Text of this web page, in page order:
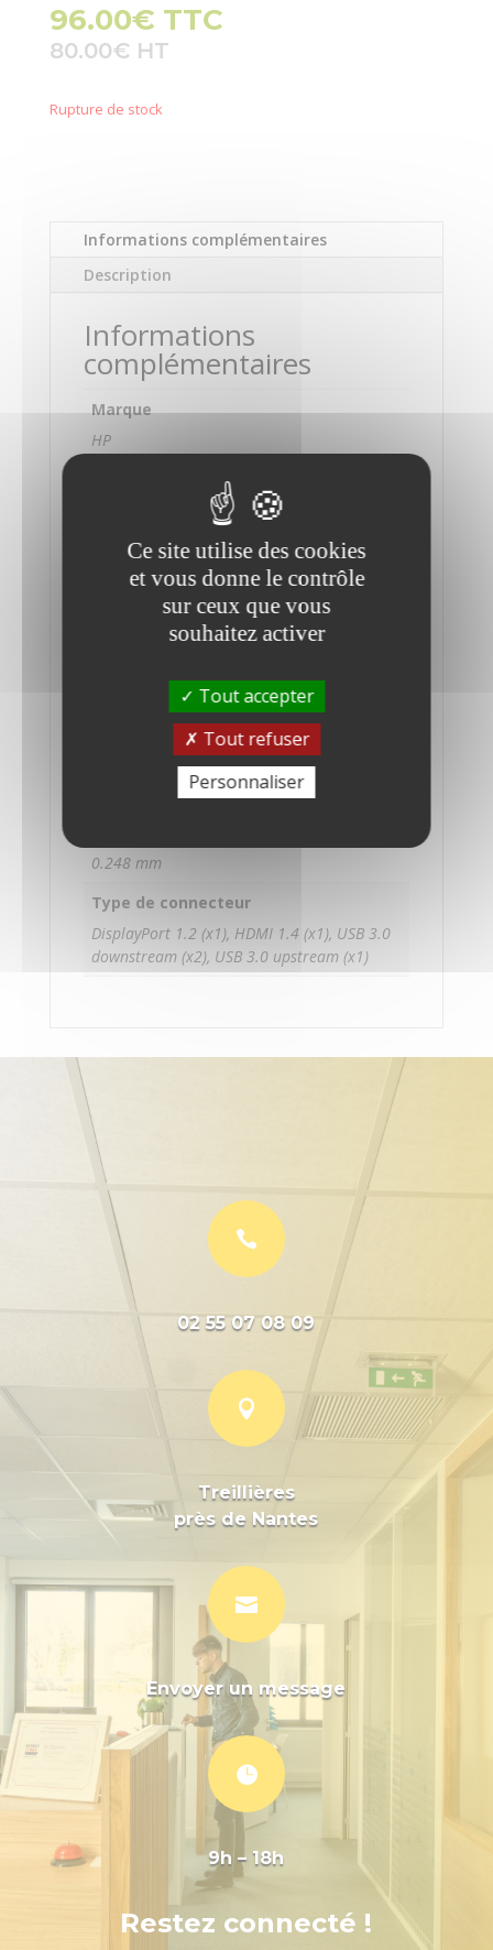
96.00€ TTC
80.00€
Rupture de stock
Informations complémentaires
Description
Informations
complémentaires
Marque
HP
Nom du modèle
1FH45A8
Type d'écran
Taille de l'écran
21.5 pouces
Résolution de l'écran
1920 x 1080 (Full HD)
0.248 mm
Type de connecteur
DisplayPort 1.2 (x1), HDMI 1.4 (x1), USB 3.0
downstream (x2), USB 3.0 upstream (x1)

02 55 07 08 09

Treillières
près de Nantes

Envoyer un message

9h – 18h
Restez connecté !
Ce site utilise des cookies
et vous donne le contrôle
sur ceux que vous
souhaitez activer
Tout accepter
Tout refuser
Personnaliser